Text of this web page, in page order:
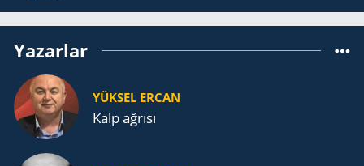
Yazarlar
YÜKSEL ERCAN
Kalp ağrısı